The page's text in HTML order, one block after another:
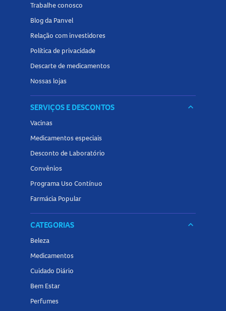
Trabalhe conosco
Blog da Panvel
Relação com investidores
Política de privacidade
Descarte de medicamentos
Nossas lojas
SERVIÇOS E DESCONTOS keyboard_arrow_down
Vacinas
Medicamentos especiais
Desconto de Laboratório
Convênios
Programa Uso Contínuo
Farmácia Popular
CATEGORIAS keyboard_arrow_down
Beleza
Medicamentos
Cuidado Diário
Bem Estar
Perfumes